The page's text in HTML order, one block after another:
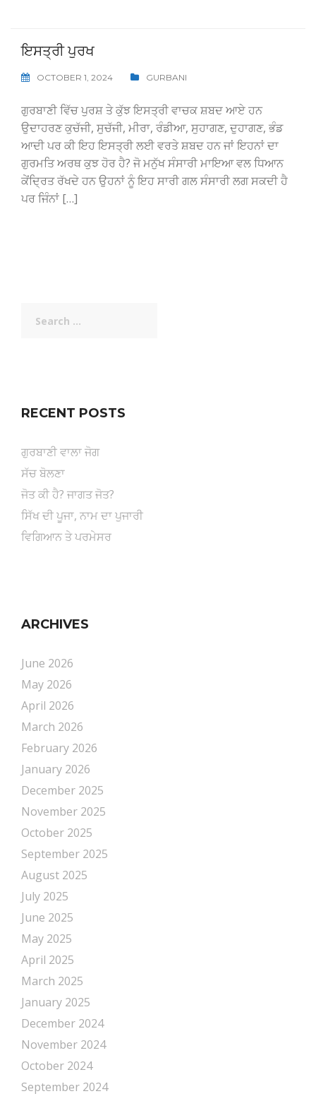
ਇਸਤ੍ਰੀ ਪੁਰਖ
OCTOBER 1, 2024 GURBANI
ਗੁਰਬਾਣੀ ਵਿੱਚ ਪੁਰਸ਼ ਤੇ ਕੁੱਝ ਇਸਤ੍ਰੀ ਵਾਚਕ ਸ਼ਬਦ ਆਏ ਹਨ
ਉਦਾਹਰਣ ਕੁਚੱਜੀ, ਸੁਚੱਜੀ, ਮੀਰਾ, ਰੰਡੀਆ, ਸੁਹਾਗਣ, ਦੁਹਾਗਣ, ਭੰਡ
ਆਦੀ ਪਰ ਕੀ ਇਹ ਇਸਤ੍ਰੀ ਲਈ ਵਰਤੇ ਸ਼ਬਦ ਹਨ ਜਾਂ ਇਹਨਾਂ ਦਾ
ਗੁਰਮਤਿ ਅਰਥ ਕੁਝ ਹੋਰ ਹੈ? ਜੋ ਮਨੁੱਖ ਸੰਸਾਰੀ ਮਾਇਆ ਵਲ ਧਿਆਨ
ਕੇਂਦ੍ਰਿਤ ਰੱਖਦੇ ਹਨ ਉਹਨਾਂ ਨੂੰ ਇਹ ਸਾਰੀ ਗਲ ਸੰਸਾਰੀ ਲਗ ਸਕਦੀ ਹੈ
ਪਰ ਜਿੰਨਾਂ […]
for:
RECENT POSTS
ਗੁਰਬਾਣੀ ਵਾਲਾ ਜੋਗ
ਸੱਚ ਬੋਲਣਾ
ਜੋਤ ਕੀ ਹੈ? ਜਾਗਤ ਜੋਤ?
ਸਿੱਖ ਦੀ ਪੂਜਾ, ਨਾਮ ਦਾ ਪੁਜਾਰੀ
ਵਿਗਿਆਨ ਤੇ ਪਰਮੇਸਰ
ARCHIVES
June 2026
May 2026
April 2026
March 2026
February 2026
January 2026
December 2025
November 2025
October 2025
September 2025
August 2025
July 2025
June 2025
May 2025
April 2025
March 2025
January 2025
December 2024
November 2024
October 2024
September 2024